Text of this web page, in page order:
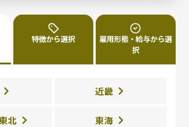
近畿
北 東海
雇用形態・給与から選
択
特徴から選択